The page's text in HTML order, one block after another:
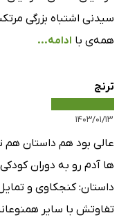
سیدنی اشتباه بزرگی
همه‌ی با ادامه...
ترنج
۱۴۰۳/۰۱/۱۳
عالی بود هم داستان
ها آدم رو به دوران
داستان: کنجکاوی و
تفاوتش با سایر